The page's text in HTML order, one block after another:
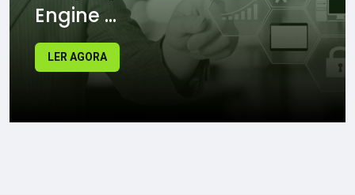
Engine ...
LER AGORA